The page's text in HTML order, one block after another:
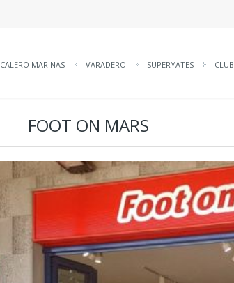
CALERO MARINAS VARADERO SUPERYATES CLUB
FOOT ON MARS